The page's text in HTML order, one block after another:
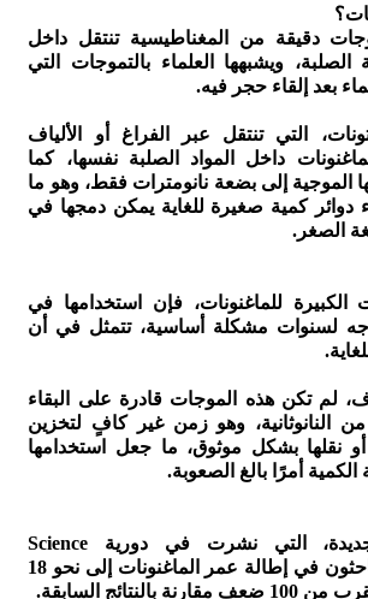
دقيقة من المغناطيسية تنتقل داخل
الصلبة، ويشبهها العلماء بالتموجات التي
بعد إلقاء حجر فيه.
التي تنتقل عبر الفراغ أو الألياف
داخل المواد الصلبة نفسها، كما
الموجية إلى بضعة نانومترات فقط، وهو ما
دوائر كمية صغيرة للغاية يمكن دمجها في
الصغر.
الكبيرة للماغنونات، فإن استخدامها في
لسنوات مشكلة أساسية، تتمثل في أن
لم تكن هذه الموجات قادرة على البقاء
وهو زمن غير كافٍ لتخزين
أو نقلها بشكل موثوق، ما جعل استخدامها
أمرًا بالغ الصعوبة.
وفي الدراسة الجديدة، التي نشرت في دورية Science
Advances، نجح الباحثون في إطالة عمر الماغنونات إلى نحو 18
السابقة.